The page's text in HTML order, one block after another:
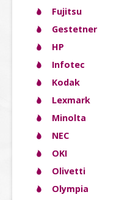
Fujitsu
Gestetner
HP
Infotec
Kodak
Lexmark
Minolta
NEC
OKI
Olivetti
Olympia